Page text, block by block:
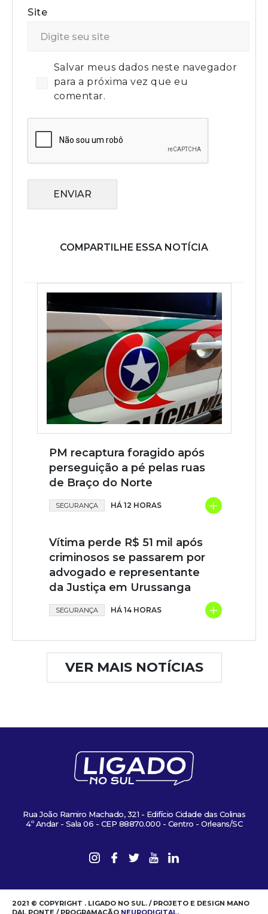
Site
Salvar meus dados neste navegador
para a próxima vez que eu
comentar.
ENVIAR
COMPARTILHE ESSA NOTÍCIA
PM recaptura foragido após
perseguição a pé pelas ruas
de Braço do Norte
SEGURANÇA HÁ 12 HORAS +
Vítima perde R$ 51 mil após
criminosos se passarem por
advogado e representante
da Justiça em Urussanga
SEGURANÇA HÁ 14 HORAS +
VER MAIS NOTÍCIAS
Rua João Ramiro Machado, 321 - Edifício Cidade das Colinas
4º Andar - Sala 06 - CEP 88870.000 - Centro - Orleans/SC
2021 © COPYRIGHT . LIGADO NO SUL. / PROJETO E DESIGN MANO
DAL PONTE / PROGRAMAÇÃO NEURODIGITAL.